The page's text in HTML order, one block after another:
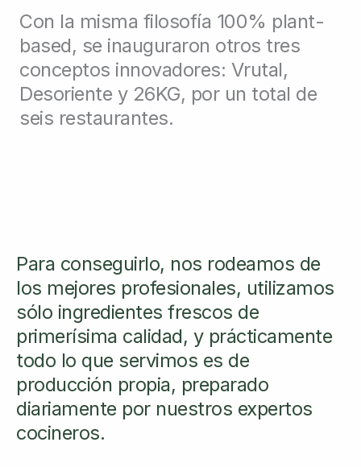
Con la misma filosofía 100% plant-
based, se inauguraron otros tres
conceptos innovadores: Vrutal,
Desoriente y 26KG, por un total de
seis restaurantes.
Para conseguirlo, nos rodeamos de
los mejores profesionales, utilizamos
sólo ingredientes frescos de
primerísima calidad, y prácticamente
todo lo que servimos es de
producción propia, preparado
diariamente por nuestros expertos
cocineros.